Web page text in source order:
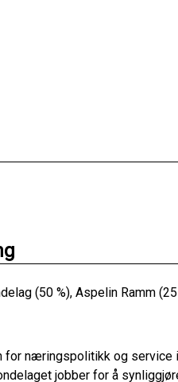
(50 %), Aspelin Ramm
for næringspolitikk og service
jobber for å